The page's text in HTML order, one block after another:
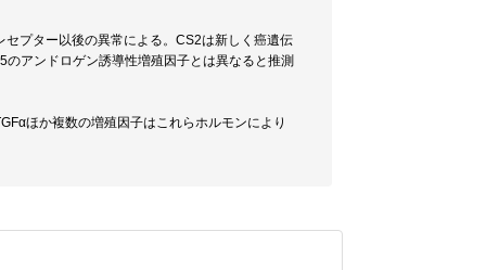
プター以後の異常による。CS2は新しく癌遺伝
アンドロゲン誘導性増殖因子とは異なると推測
ほか複数の増殖因子はこれらホルモンにより